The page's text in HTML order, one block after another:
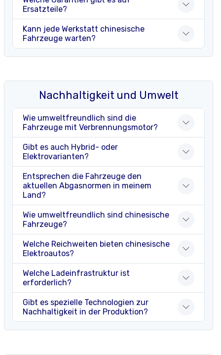
Ersatzteile?
Kann jede Werkstatt chinesische
Fahrzeuge warten?
Nachhaltigkeit und Umwelt
Wie umweltfreundlich sind die
Fahrzeuge mit Verbrennungsmotor?
Gibt es auch Hybrid- oder
Elektrovarianten?
Entsprechen die Fahrzeuge den
aktuellen Abgasnormen in meinem
Land?
Wie umweltfreundlich sind chinesische
Fahrzeuge?
Welche Reichweiten bieten chinesische
Elektroautos?
Welche Ladeinfrastruktur ist
erforderlich?
Gibt es spezielle Technologien zur
Nachhaltigkeit in der Produktion?